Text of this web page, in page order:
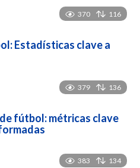
370 116
Estadísticas clave a
379 136
fútbol: métricas clave
383 134